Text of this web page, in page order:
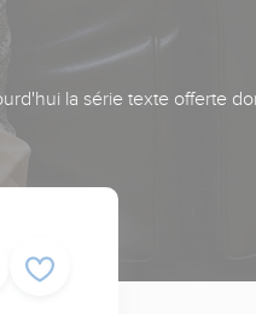
la série texte offerte